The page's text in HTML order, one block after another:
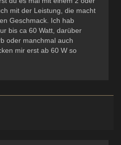
mit der Leistung, die macht
Geschmack. Ich hab
bis ca 60 Watt, darüber
oder manchmal auch
mir erst ab 60 W so